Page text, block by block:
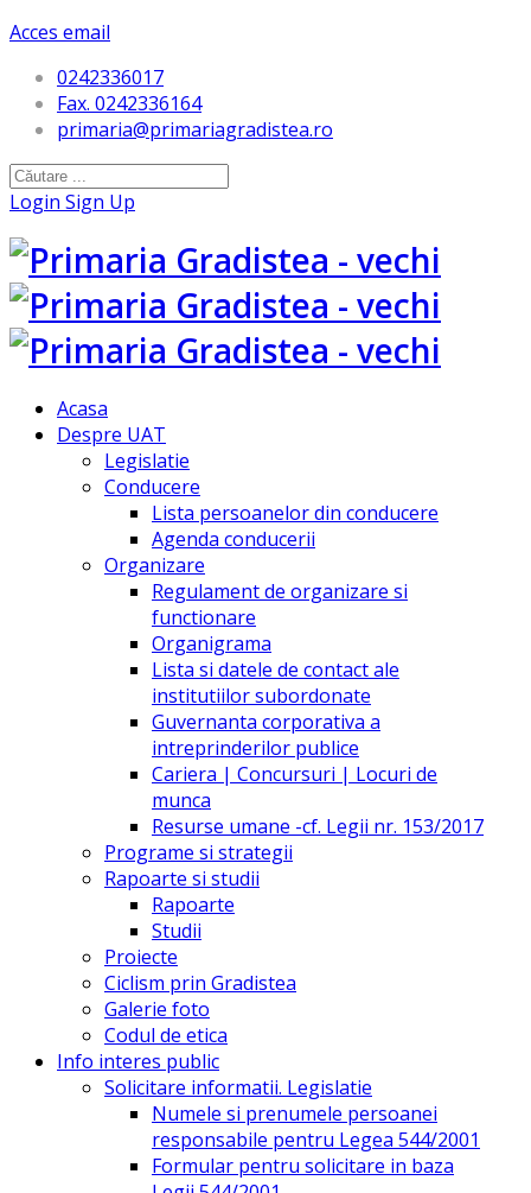
Acces email
0242336017
Fax. 0242336164
primaria@primariagradistea.ro
Login Sign Up
Acasa
Despre UAT
Legislatie
Conducere
Lista persoanelor din conducere
Agenda conducerii
Organizare
Regulament de organizare si
functionare
Organigrama
Lista si datele de contact ale
institutiilor subordonate
Guvernanta corporativa a
intreprinderilor publice
Cariera | Concursuri | Locuri de
munca
Resurse umane -cf. Legii nr. 153/2017
Programe si strategii
Rapoarte si studii
Rapoarte
Studii
Proiecte
Ciclism prin Gradistea
Galerie foto
Codul de etica
Info interes public
Solicitare informatii. Legislatie
Numele si prenumele persoanei
responsabile pentru Legea 544/2001
Formular pentru solicitare in baza